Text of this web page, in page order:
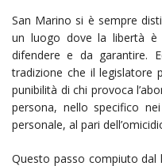
San Marino si è sempre
un luogo dove la libertà è
difendere e da garantire.
tradizione che il legislatore
punibilità di chi provoca
persona, nello specifico
personale, al pari
Questo passo compiuto dal